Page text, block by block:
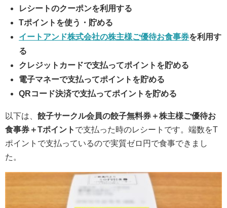
レシートのクーポンを利用する
Tポイントを使う・貯める
イートアンド株式会社の株主様ご優待お食事券を利用す
る
クレジットカードで支払ってポイントを貯める
電子マネーで支払ってポイントを貯める
QRコード決済で支払ってポイントを貯める
以下は、 餃子サークル会員の餃子無料券＋株主様ご優待お
食事券＋Tポイント で支払った時のレシートです。端数をT
ポイントで支払っているので実質ゼロ円で食事できまし
た。